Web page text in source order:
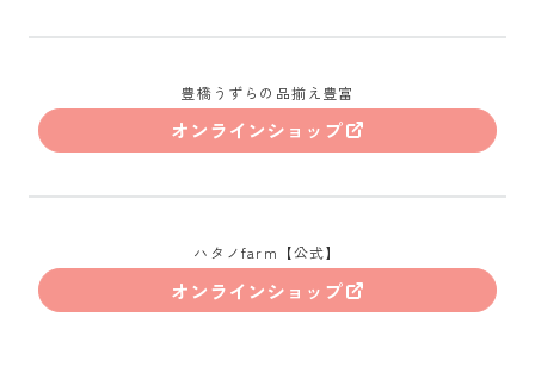
豊橋うずらの品揃え豊富
オンラインショップ
ハタノfarm【公式】
オンラインショップ